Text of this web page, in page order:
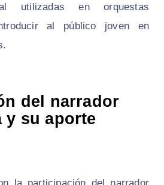
utilizadas en orquestas
al público joven en
del narrador
y su aporte